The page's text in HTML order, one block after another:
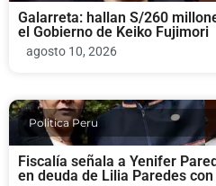
Galarreta: hallan S/260
el Gobierno de Keiko Fujimori
agosto 10, 2026
Politica Peru
Fiscalía señala a Yenifer
en deuda de Lilia Paredes